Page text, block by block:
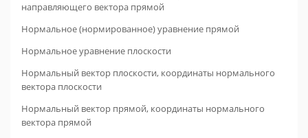
направляющего вектора прямой
Нормальное (нормированное) уравнение прямой
Нормальное уравнение плоскости
Нормальный вектор плоскости, координаты нормального
вектора плоскости
Нормальный вектор прямой, координаты нормального
вектора прямой